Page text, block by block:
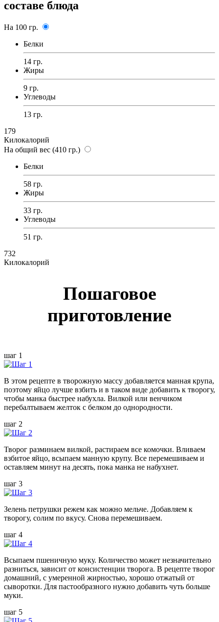
составе блюда
На 100 гр.
Белки
14 гр.
Жиры
9 гр.
Углеводы
13 гр.
179
Килокалорий
На общий вес (410 гр.)
Белки
58 гр.
Жиры
33 гр.
Углеводы
51 гр.
732
Килокалорий
Пошаговое
приготовление
шаг 1
В этом рецепте в творожную массу добавляется манная крупа,
поэтому яйцо лучше взбить и в таком виде добавить к творогу,
чтобы манка быстрее набухла. Вилкой или венчиком
перебалтываем желток с белком до однородности.
шаг 2
Творог разминаем вилкой, растираем все комочки. Вливаем
взбитое яйцо, всыпаем манную крупу. Все перемешиваем и
оставляем минут на десять, пока манка не набухнет.
шаг 3
Зелень петрушки режем как можно мельче. Добавляем к
творогу, солим по вкусу. Снова перемешиваем.
шаг 4
Всыпаем пшеничную муку. Количество может незначительно
разниться, зависит от консистенции творога. В рецепте творог
домашний, с умеренной жирностью, хорошо отжатый от
сыворотки. Для пастообразного нужно добавить чуть больше
муки.
шаг 5